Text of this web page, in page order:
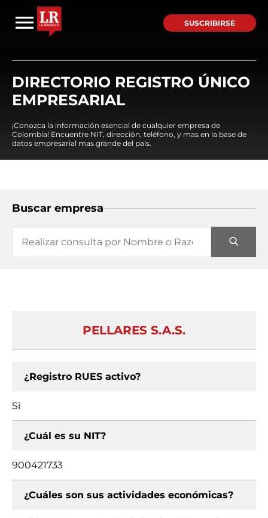
SUSCRIBIRSE
DIRECTORIO REGISTRO ÚNICO
EMPRESARIAL
¡Conozca la información esencial de cualquier empresa de
Colombia! Encuentre NIT, dirección, teléfono, y mas en la base de
datos empresarial mas grande del país.
Buscar empresa
PELLARES S.A.S.
¿Registro RUES activo?
Si
¿Cuál es su NIT?
900421733
¿Cuáles son sus actividades económicas?